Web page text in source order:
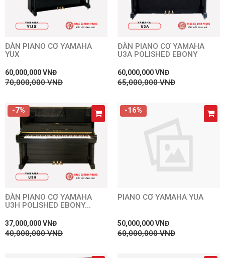
ĐÀN PIANO CƠ YAMAHA
YUX
60,000,000 VNĐ
70,000,000 VNĐ
ĐÀN PIANO CƠ YAMAHA
U3A POLISHED EBONY
60,000,000 VNĐ
65,000,000 VNĐ
-7%
ĐÀN PIANO CƠ YAMAHA
U3H POLISHED EBONY...
37,000,000 VNĐ
40,000,000 VNĐ
-16%
PIANO CƠ YAMAHA YUA
50,000,000 VNĐ
60,000,000 VNĐ